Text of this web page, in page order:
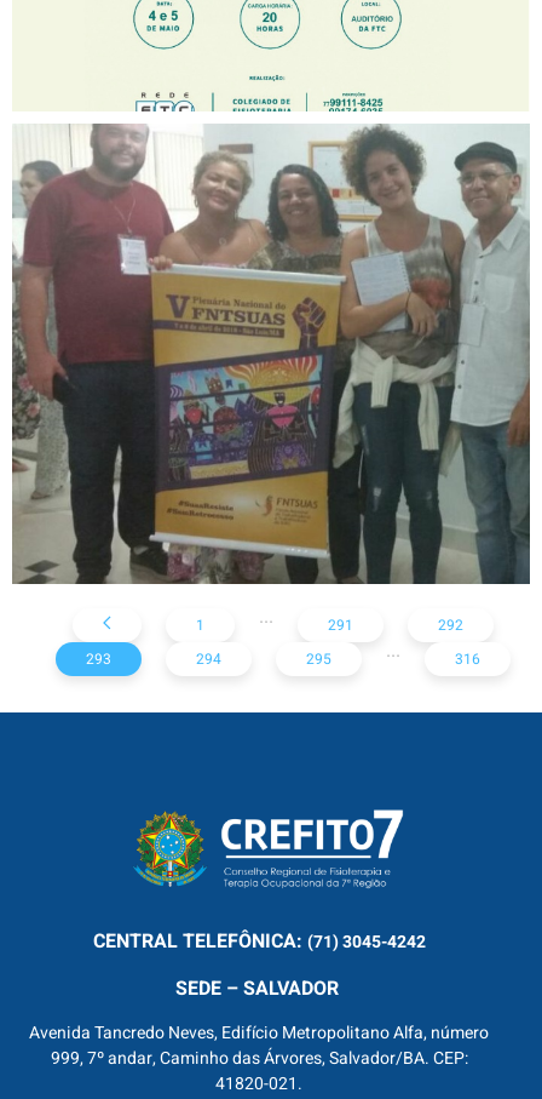
CREFITO-7 assume suplência
no FETSUAS-BA
1 ... 291
292
293
294 295 ... 316
CENTRALTELEFÔNICA: (71) 3045-4242
SEDE – SALVADOR
Avenida Tancredo Neves, Edifício Metropolitano Alfa, número
999, 7º andar, Caminho das Árvores, Salvador/BA. CEP:
41820-021.